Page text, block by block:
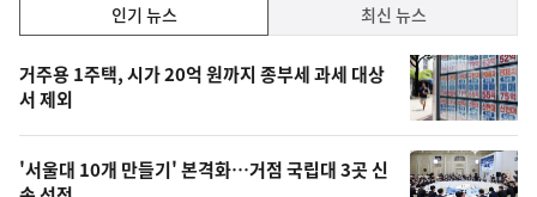
기,
최
신,
오
인기 뉴스 최신 뉴스
기
뉴
스
거주용 1주택, 시가 20억 원까지 종부세 과세 대상
서 제외
'서울대 10개 만들기' 본격화…거점 국립대 3곳 신